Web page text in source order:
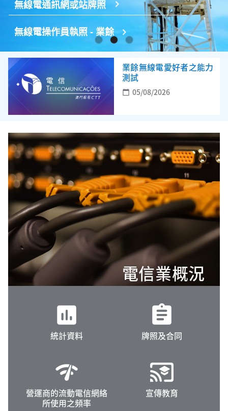
無線電通訊網或站牌照
無線電操作員執照 - 業餘
業餘無線電愛好者之能力
測試
calendar_today 05/08/2026
電信業概況
insert_chart
統計資料
assignment
牌照及合同
network_check
營運商的流動電信網絡
所使用之頻率
cast_for_education
宣傳教育